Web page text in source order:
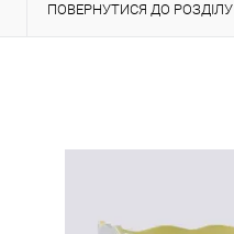
ПОВЕРНУТИСЯ ДО РОЗДІЛУ